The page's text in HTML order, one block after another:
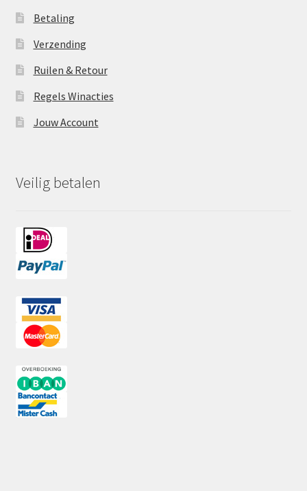
Betaling
Verzending
Ruilen & Retour
Regels Winacties
Jouw Account
Veilig betalen